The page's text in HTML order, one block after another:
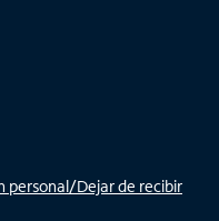
personal/Dejar de recibir